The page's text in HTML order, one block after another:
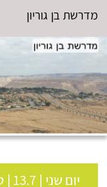
מדרשת בן גוריון